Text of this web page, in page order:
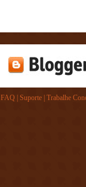
FAQ Suporte| Trabalhe